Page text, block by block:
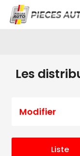
Les
Modifier
Liste